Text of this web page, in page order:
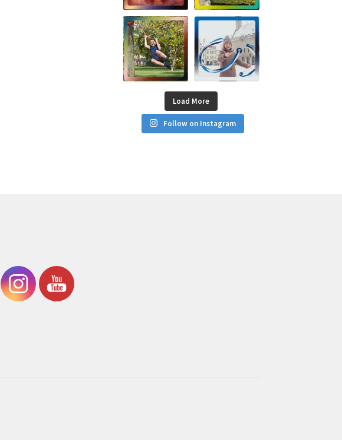
Load More
Follow on Instagram